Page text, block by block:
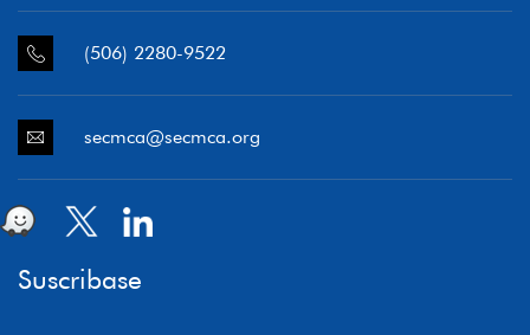
(506) 2280-9522
secmca@secmca.org
Suscribase